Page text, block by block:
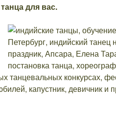
для вас.
танцевальных конкурсах,
капустник, девичник и